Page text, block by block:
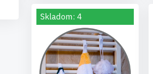
Skladom: 4